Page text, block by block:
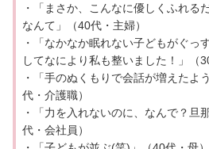
・「まさか、こんなに優しくふれる
なんて」（40代・主婦）
・「なかなか眠れない子どもがぐっ
してなにより私も整いました！」（
・「手のぬくもりで会話が増えたよ
代・介護職）
・「力を入れないのに、なんで？旦
代・会社員）